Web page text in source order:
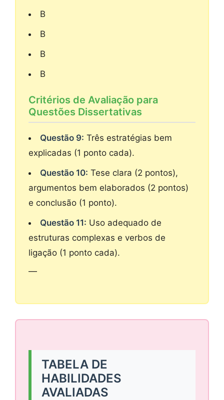
B
B
B
B
Critérios de Avaliação para
Questões Dissertativas
Questão 9: Três estratégias bem
explicadas (1 ponto cada).
Questão 10: Tese clara (2 pontos),
argumentos bem elaborados (2 pontos)
e conclusão (1 ponto).
Questão 11: Uso adequado de
estruturas complexas e verbos de
ligação (1 ponto cada).
—
TABELA DE
HABILIDADES
AVALIADAS